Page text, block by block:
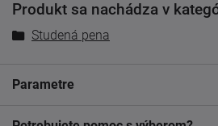
Produkt sa nachádza v
Studená pena
Parametre